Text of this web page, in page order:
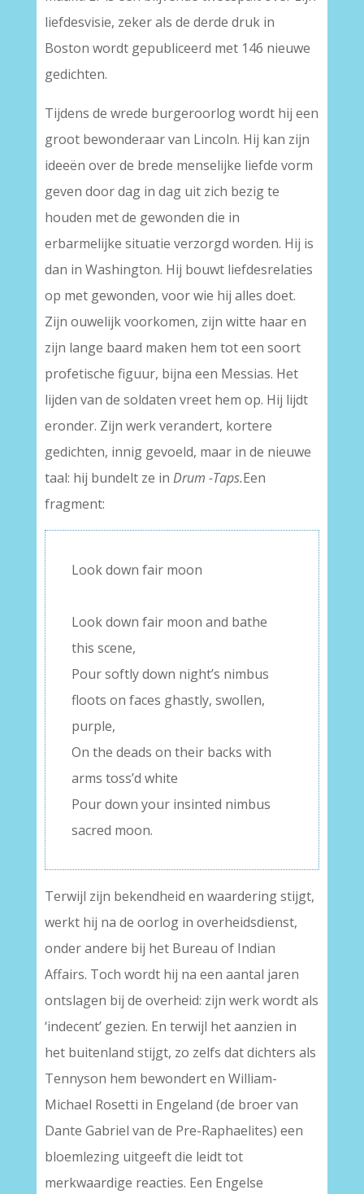
liefdesvisie, zeker als de derde druk in
Boston wordt gepubliceerd met 146 nieuwe
gedichten.
Tijdens de wrede burgeroorlog wordt hij een
groot bewonderaar van Lincoln. Hij kan zijn
ideeën over de brede menselijke liefde vorm
geven door dag in dag uit zich bezig te
houden met de gewonden die in
erbarmelijke situatie verzorgd worden. Hij is
dan in Washington. Hij bouwt liefdesrelaties
op met gewonden, voor wie hij alles doet.
Zijn ouwelijk voorkomen, zijn witte haar en
zijn lange baard maken hem tot een soort
profetische figuur, bijna een Messias. Het
lijden van de soldaten vreet hem op. Hij lijdt
eronder. Zijn werk verandert, kortere
gedichten, innig gevoeld, maar in de nieuwe
taal: hij bundelt ze in Drum -Taps.Een
fragment:
Look down fair moon
Look down fair moon and bathe
this scene,
Pour softly down night’s nimbus
floots on faces ghastly, swollen,
purple,
On the deads on their backs with
arms toss’d white
Pour down your insinted nimbus
sacred moon.
Terwijl zijn bekendheid en waardering stijgt,
werkt hij na de oorlog in overheidsdienst,
onder andere bij het Bureau of Indian
Affairs. Toch wordt hij na een aantal jaren
ontslagen bij de overheid: zijn werk wordt als
‘indecent’ gezien. En terwijl het aanzien in
het buitenland stijgt, zo zelfs dat dichters als
Tennyson hem bewondert en William-
Michael Rosetti in Engeland (de broer van
Dante Gabriel van de Pre-Raphaelites) een
bloemlezing uitgeeft die leidt tot
merkwaardige reacties. Een Engelse